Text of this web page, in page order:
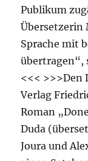
Publikum
Übersetzerin
Sprache mit
übertragen“,
<<< >>>Den
Verlag
Roman
Duda
Joura und